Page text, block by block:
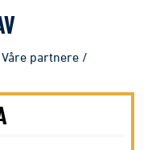
Våre partnere /